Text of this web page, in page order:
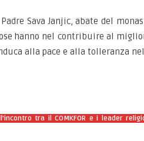
Sava Janjic, abate del
hanno nel contribuire al
alla pace e alla tolleranza
tra il COMKFOR e i leader